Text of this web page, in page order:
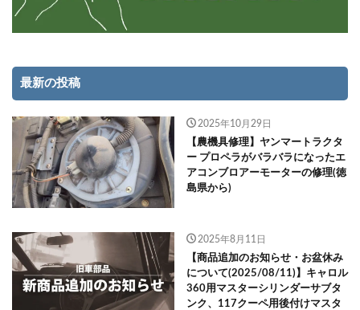
最新の投稿
2025年10月29日
【農機具修理】ヤンマートラクタ
ー プロペラがバラバラになったエ
アコンブロアーモーターの修理(徳
島県から)
2025年8月11日
【商品追加のお知らせ・お盆休み
について(2025/08/11)】キャロル
360用マスターシリンダーサブタ
ンク、117クーペ用後付けマスタ